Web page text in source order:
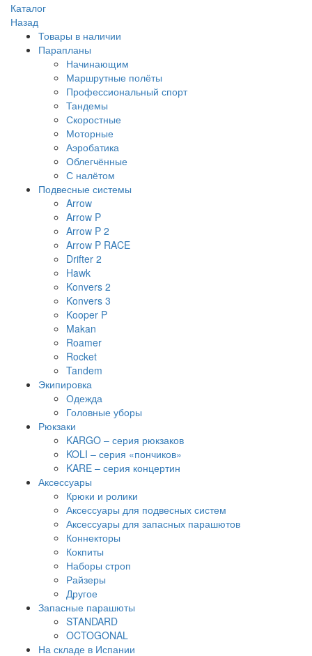
Каталог
Назад
Товары в наличии
Парапланы
Начинающим
Маршрутные полёты
Профессиональный спорт
Тандемы
Скоростные
Моторные
Аэробатика
Облегчённые
С налётом
Подвесные системы
Arrow
Arrow P
Arrow P 2
Arrow P RACE
Drifter 2
Hawk
Konvers 2
Konvers 3
Kooper P
Makan
Roamer
Rocket
Tandem
Экипировка
Одежда
Головные уборы
Рюкзаки
KARGO – серия рюкзаков
KOLI – серия «пончиков»
KARE – серия концертин
Аксессуары
Крюки и ролики
Аксессуары для подвесных систем
Аксессуары для запасных парашютов
Коннекторы
Кокпиты
Наборы строп
Райзеры
Другое
Запасные парашюты
STANDARD
OCTOGONAL
На складе в Испании